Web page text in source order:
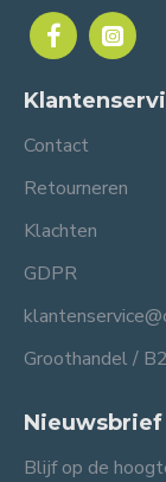
Contact
Retourneren
Klachten
GDPR
Groothandel /
Nieuwsbrief
Blijf op de